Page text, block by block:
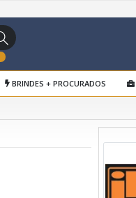
BRINDES + PROCURADOS